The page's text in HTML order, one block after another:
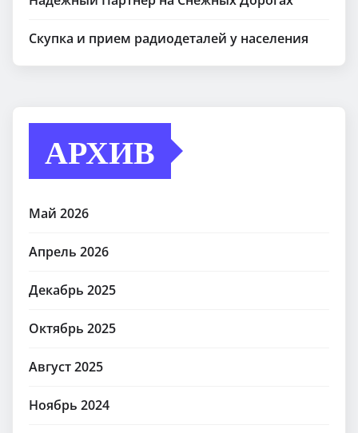
Скупка и прием радиодеталей у населения
АРХИВ
Май 2026
Апрель 2026
Декабрь 2025
Октябрь 2025
Август 2025
Ноябрь 2024